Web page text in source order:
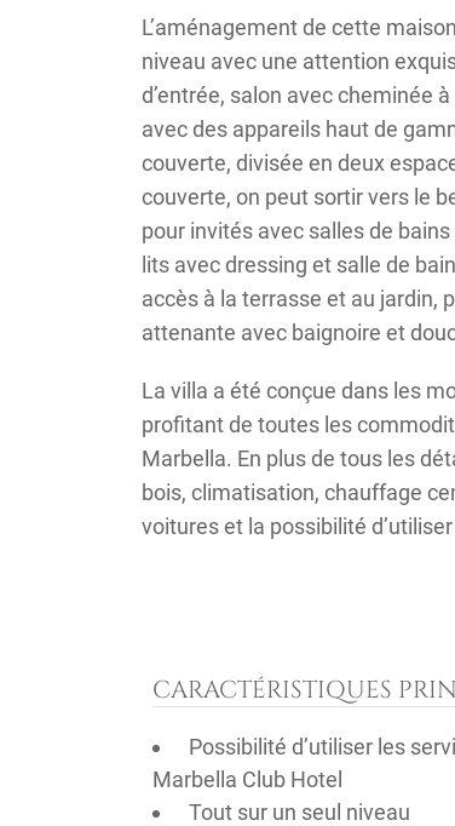
L’aménagement de cette
niveau avec une attention
d’entrée, salon avec cheminée
avec des appareils haut de
couverte, divisée en deux
couverte, on peut sortir vers le
pour invités avec salles de
lits avec dressing et salle de
accès à la terrasse et au jardin,
attenante avec baignoire et
La villa a été conçue dans les
profitant de toutes les
Marbella. En plus de tous les
bois, climatisation, chauffage
voitures et la possibilité
CARACTÉRISTIQUES
Possibilité d’utiliser les
Marbella Club Hotel
Tout sur un seul niveau